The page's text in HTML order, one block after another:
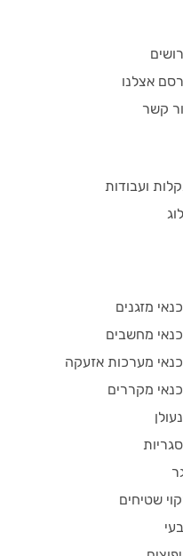
אצלנו
קשר
ועבודות
מזגנים
מחשבים
מערכות אזעקה
מקררים
שטיחים